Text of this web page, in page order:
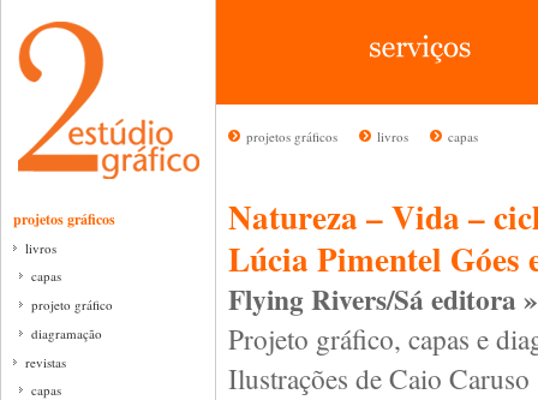
projetos gráficos
livros
capas
projeto gráfico
diagramação
revistas
capas
projetos gráficos livros capas
Natureza – Vida –
Lúcia Pimentel Góes
Flying Rivers/Sá editora
Projeto gráfico, capas e
Ilustrações de Caio Caruso